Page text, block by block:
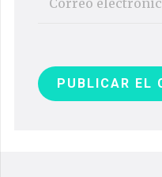
PUBLICAR EL